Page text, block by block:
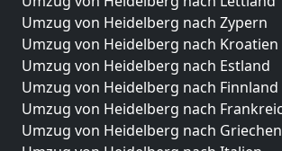
Umzug von Heidelberg nach Zypern
Umzug von Heidelberg nach Kroatien
Umzug von Heidelberg nach Estland
Umzug von Heidelberg nach Finnland
Umzug von Heidelberg nach
Umzug von Heidelberg nach